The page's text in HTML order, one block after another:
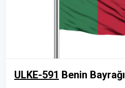
ULKE-591 Benin Bayrağı